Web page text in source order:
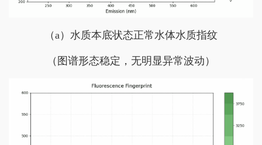
（a）水质本底状态正常水体水质指纹
（图谱形态稳定，无明显异常波动）